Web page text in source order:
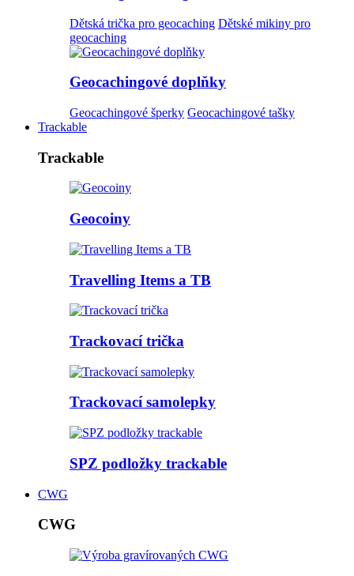
Dětská trička pro geocaching Dětské mikiny pro
geocaching
Geocachingové doplňky
Geocachingové šperky Geocachingové tašky
Trackable
Trackable
Geocoiny
Travelling Items a TB
Trackovací trička
Trackovací samolepky
SPZ podložky trackable
CWG
CWG